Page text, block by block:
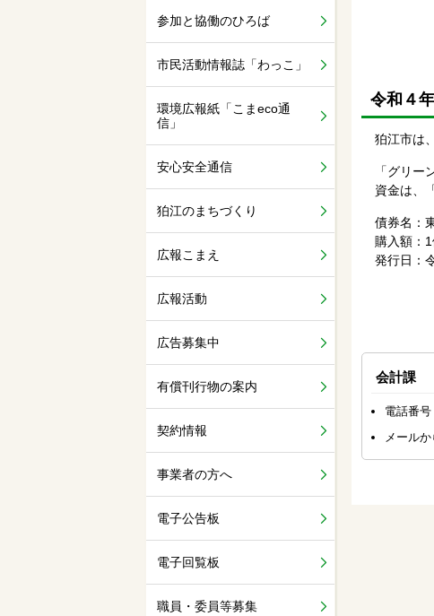
参加と協働のひろば
市民活動情報誌「わっこ」
環境広報紙「こまeco通
信」
安心安全通信
狛江のまちづくり
広報こまえ
広報活動
広告募集中
有償刊行物の案内
契約情報
事業者の方へ
電子公告板
電子回覧板
職員・委員等募集
令和４
狛江市は
「グリ
資金は、
債券名：
購入額：1
発行日：
会計課
電話番
メール